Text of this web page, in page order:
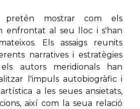
pretén mostrar com els
enfrontat al seu lloc i s'han
Els assaigs reunits
narratives i estratègies
autors meridionals han
l'impuls autobiogràfic i
a les seues ansietats,
així com la seua relació